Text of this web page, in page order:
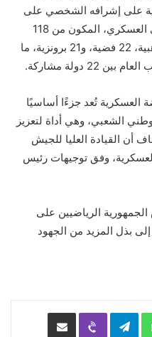
على إشرافه الشخصي على
الحفل، مشيرًا إلى أن الوفد الرياضي العسكري، المكون من 118
رياضيًا، أحرز 96 ميدالية، منها 53 ذهبية، 22 فضية، و21 برونزية، ما
دولة مشاركة.
العسكرية تُعد جزءًا أساسيًا
الشعبي، وهي أداة لتعزيز
أن القيادة العليا للجيش
وفق توجيهات رئيس
الرياضيين على
إلى بذل المزيد من الجهود
WhatsApp
Telegram
Viber مشاركة عبر البريد